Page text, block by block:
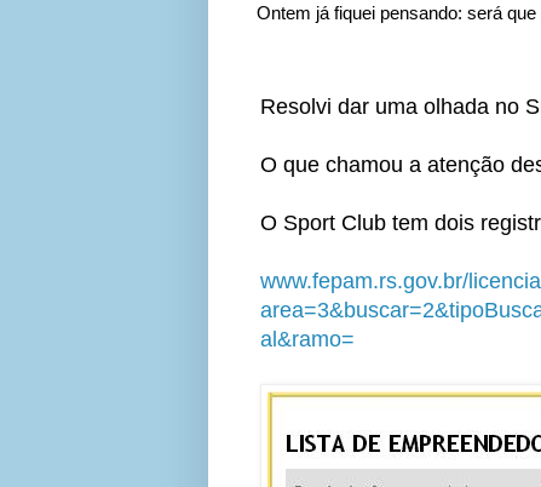
Ontem já fiquei pensando: será
Resolvi dar uma olhada no
O que chamou a atenção
O Sport Club tem dois
www.fepam.rs.gov.br/
al&ramo=